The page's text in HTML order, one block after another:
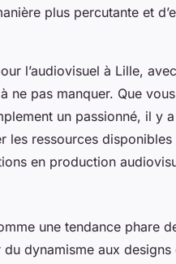
plus percutante et
l’audiovisuel à Lille,
ne pas manquer. Que
un passionné, il y
les ressources
en production
une tendance phare
dynamisme aux